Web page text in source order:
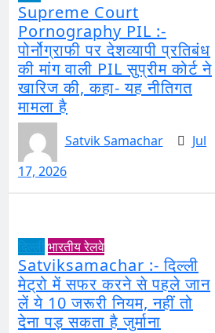
Supreme Court
Pornography PIL :-
पोर्नोग्राफी पर देशव्यापी प्रतिबंध
की मांग वाली PIL सुप्रीम कोर्ट ने
खारिज की, कहा- यह नीतिगत
मामला है
Satvik Samachar
Jul
17, 2026
दिल्ली भारतीय रेलवे
Satviksamachar :- दिल्ली
मेट्रो में सफर करने से पहले जान
लें ये 10 जरूरी नियम, नहीं तो
देना पड़ सकता है जुर्माना